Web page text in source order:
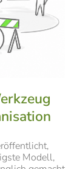
Modell,